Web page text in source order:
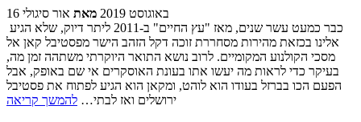
16 באוגוסט 2019 מאת אור סיגולי
אלינו בכזאת מהירות מסחררת זוכה דקל הזהב הישר מפסטיבל קאן אל
מסכי הקולנוע המקומיים. לרוב נושא התואר היוקרתי משתהה זמן מה,
בעיקר כדי לראות מה יעשו אתו בעונת האוסקרים אי שם באופק, אבל
הפעם הכו בברזל בעודו הוא לוהט, ומקאן הוא הגיע לפתוח את פסטיבל
ירושלים ואז לבתי… להמשך קריאה